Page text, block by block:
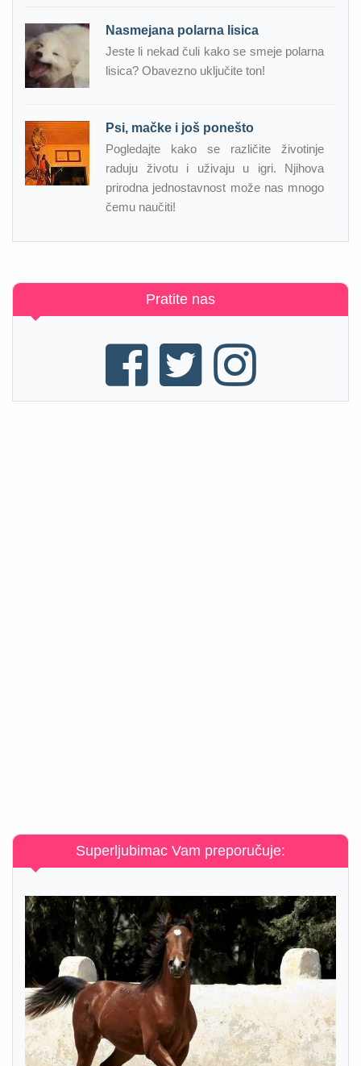
Nasmejana polarna lisica
Jeste li nekad čuli kako se smeje polarna
lisica? Obavezno uključite ton!
Psi, mačke i još ponešto
Pogledajte kako se različite životinje
raduju životu i uživaju u igri. Njihova
prirodna jednostavnost može nas mnogo
čemu naučiti!
Pratite nas
Superljubimac Vam preporučuje: